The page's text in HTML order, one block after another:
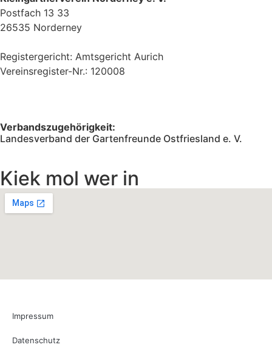
Postfach 13 33
26535 Norderney
Registergericht: Amtsgericht Aurich
Vereinsregister-Nr.: 120008
Verbandszugehörigkeit:
Landesverband der Gartenfreunde Ostfriesland e. V.
Kiek mol wer in
Impressum
Datenschutz